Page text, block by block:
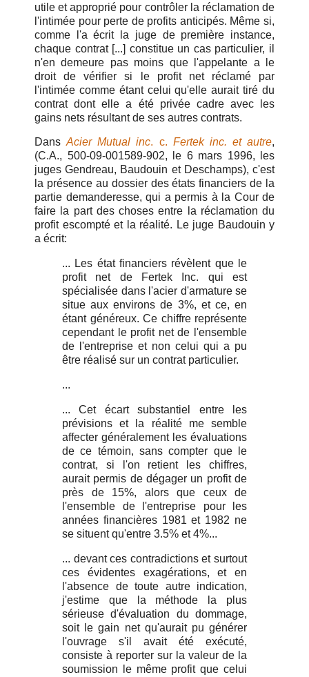
utile et approprié pour contrôler la réclamation de
l'intimée pour perte de profits anticipés. Même si,
comme l'a écrit la juge de première instance,
chaque contrat [...] constitue un cas particulier, il
n'en demeure pas moins que l'appelante a le
droit de vérifier si le profit net réclamé par
l'intimée comme étant celui qu'elle aurait tiré du
contrat dont elle a été privée cadre avec les
gains nets résultant de ses autres contrats.
DansAcier Mutual inc. c. Fertek inc. et autre,
(C.A., 500-09-001589-902, le 6 mars 1996, les
juges Gendreau, Baudouin et Deschamps), c'est
la présence au dossier des états financiers de la
partie demanderesse, qui a permis à la Cour de
faire la part des choses entre la réclamation du
profit escompté et la réalité. Le juge Baudouin y
a écrit:
... Les état financiers révèlent que le
profit net de Fertek Inc. qui est
spécialisée dans l'acier d'armature se
situe aux environs de 3%, et ce, en
étant généreux. Ce chiffre représente
cependant le profit net de l'ensemble
de l'entreprise et non celui qui a pu
être réalisé sur un contrat particulier.
...
... Cet écart substantiel entre les
prévisions et la réalité me semble
affecter généralement les évaluations
de ce témoin, sans compter que le
contrat, si l'on retient les chiffres,
aurait permis de dégager un profit de
près de 15%, alors que ceux de
l'ensemble de l'entreprise pour les
années financières 1981 et 1982 ne
se situent qu'entre 3.5% et 4%...
... devant ces contradictions et surtout
ces évidentes exagérations, et en
l'absence de toute autre indication,
j'estime que la méthode la plus
sérieuse d'évaluation du dommage,
soit le gain net qu'aurait pu générer
l'ouvrage s'il avait été exécuté,
consiste à reporter sur la valeur de la
soumission le même profit que celui